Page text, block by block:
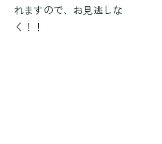
れますので、お見逃しな
く！！